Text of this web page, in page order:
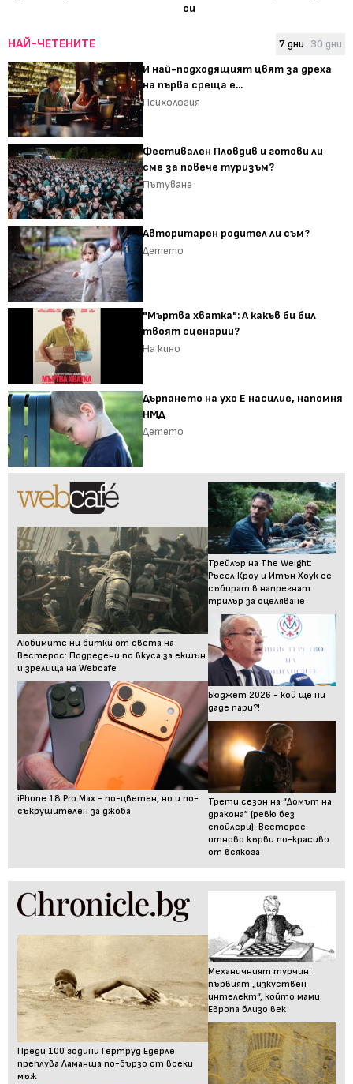
си
НАЙ-ЧЕТЕНИТЕ 7 дни 30 дни
И най-подходящият цвят за дреха
на първа среща е...
Психология
Фестивален Пловдив и готови ли
сме за повече туризъм?
Пътуване
Авторитарен родител ли съм?
Детето
"Мъртва хватка": А какъв би бил
твоят сценарии?
На кино
Дърпането на ухо Е насилие, напомня
НМД
Детето
Любимите ни битки от света на
Вестерос: Подредени по вкуса за екшън
и зрелища на Webcafe
iPhone 18 Pro Max - по-цветен, но и по-
съкрушителен за джоба
Трейлър на The Weight:
Ръсел Кроу и Итън Хоук се
събират в напрегнат
трилър за оцеляване
Бюджет 2026 - кой ще ни
даде пари?!
Трети сезон на “Домът на
дракона” (ревю без
спойлери): Вестерос
отново кърви по-красиво
от всякога
Преди 100 години Гертруд Едерле
преплува Ламанша по-бързо от всеки
мъж
Механичният турчин:
първият „изкуствен
интелект“, който мами
Европа близо век